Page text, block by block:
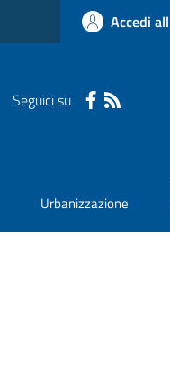
Accedi
Seguici su
Urbanizzazione